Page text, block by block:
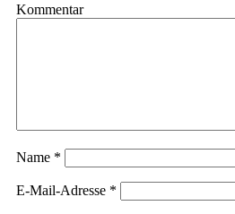
Kommentar
Name *
E-Mail-Adresse *